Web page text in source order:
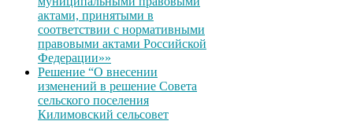
актами, принятыми в
соответствии с нормативными
правовыми актами Российской
Федерации»»
Решение “О внесении
изменений в решение Совета
сельского поселения
Килимовский сельсовет